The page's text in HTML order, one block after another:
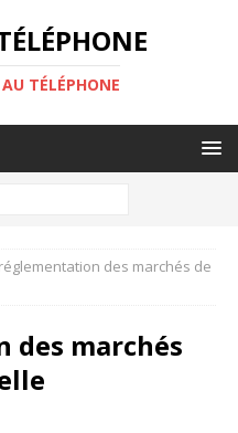
TÉLÉPHONE
des marchés de
des marchés